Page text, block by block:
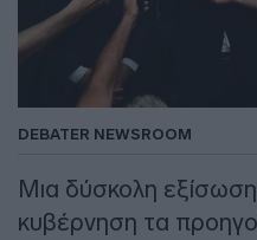
DEBATER NEWSROOM
Μια δύσκολη εξίσωση
κυβέρνηση τα